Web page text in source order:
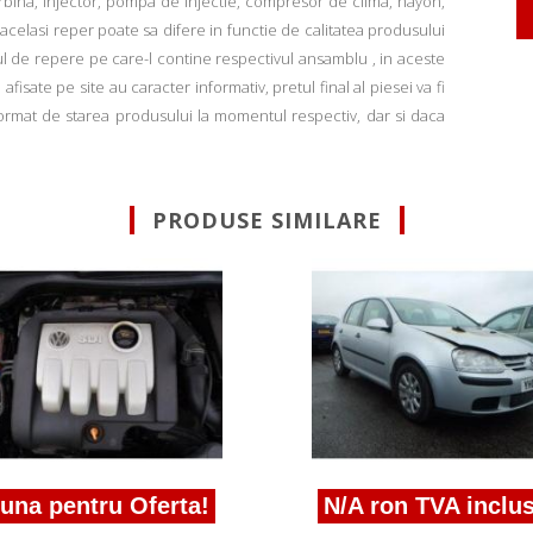
reper poate sa difere in functie de calitatea produsului
de repere pe care-l contine respectivul ansamblu , in aceste
pe site au caracter informativ, pretul final al piesei va fi
de starea produsului la momentul respectiv, dar si daca
PRODUSE SIMILARE
pentru Oferta! N/A ron TVA inclus